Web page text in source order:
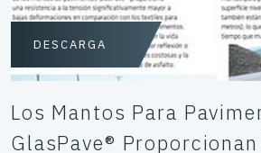
DESCARGA
Los Mantos Para
GlasPave®